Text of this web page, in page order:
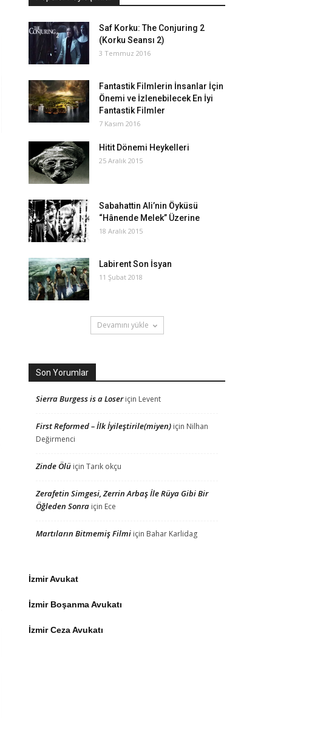
Saf Korku: The Conjuring 2
(Korku Seansı 2)
3 Temmuz 2016
Fantastik Filmlerin İnsanlar İçin
Önemi ve İzlenebilecek En İyi
Fantastik Filmler
7 Kasım 2016
Hitit Dönemi Heykelleri
25 Aralık 2015
Sabahattin Ali’nin Öyküsü
“Hânende Melek” Üzerine
18 Aralık 2015
Labirent Son İsyan
11 Şubat 2018
Devamını yükle
Son Yorumlar
Sierra Burgess is a Loseriçin Levent
First Reformed – İlk İyileştirile(miyen) için Nilhan
Değirmenci
Zinde Ölü için Tarık okçu
Zerafetin Simgesi, Zerrin Arbaş İle Rüya Gibi Bir
Öğleden Sonra için Ece
Martıların Bitmemiş Filmi için Bahar Karlidag
İzmir Avukat
İzmir Boşanma Avukatı
İzmir Ceza Avukatı